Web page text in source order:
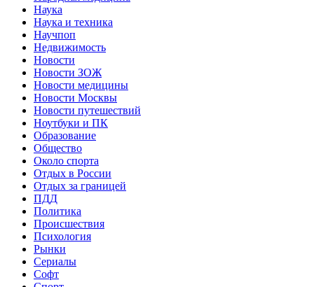
Наука
Наука и техника
Научпоп
Недвижимость
Новости
Новости ЗОЖ
Новости медицины
Новости Москвы
Новости путешествий
Ноутбуки и ПК
Образование
Общество
Около спорта
Отдых в России
Отдых за границей
ПДД
Политика
Происшествия
Психология
Рынки
Сериалы
Софт